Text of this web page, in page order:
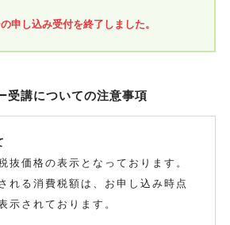
申し込み受付を終了しました。
受講についての注意事項
抜価格の表示となっております。
れる消費税額は、お申し込み時点
示されております。